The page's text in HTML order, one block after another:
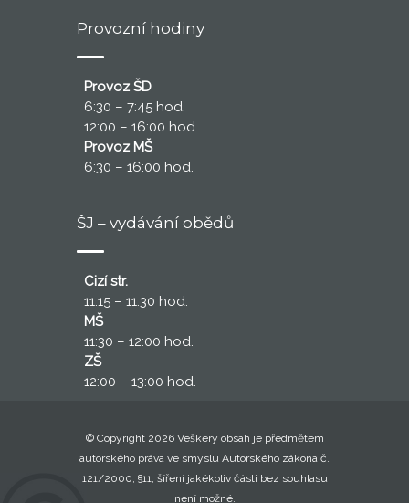
Provozní hodiny
Provoz ŠD
6:30 – 7:45 hod.
12:00 – 16:00 hod.
Provoz MŠ
6:30 – 16:00 hod.
ŠJ – vydávání obědů
Cizí str.
11:15 – 11:30 hod.
MŠ
11:30 – 12:00 hod.
ZŠ
12:00 – 13:00 hod.
© Copyright 2026 Veškerý obsah je předmětem
autorského práva ve smyslu Autorského zákona č.
121/2000, §11, šíření jakékoliv části bez souhlasu
není možné.